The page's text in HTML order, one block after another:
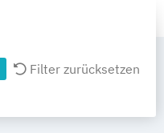
Filter zurücksetzen